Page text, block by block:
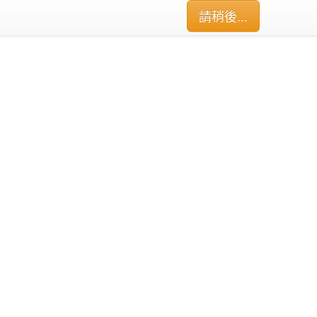
請稍後...